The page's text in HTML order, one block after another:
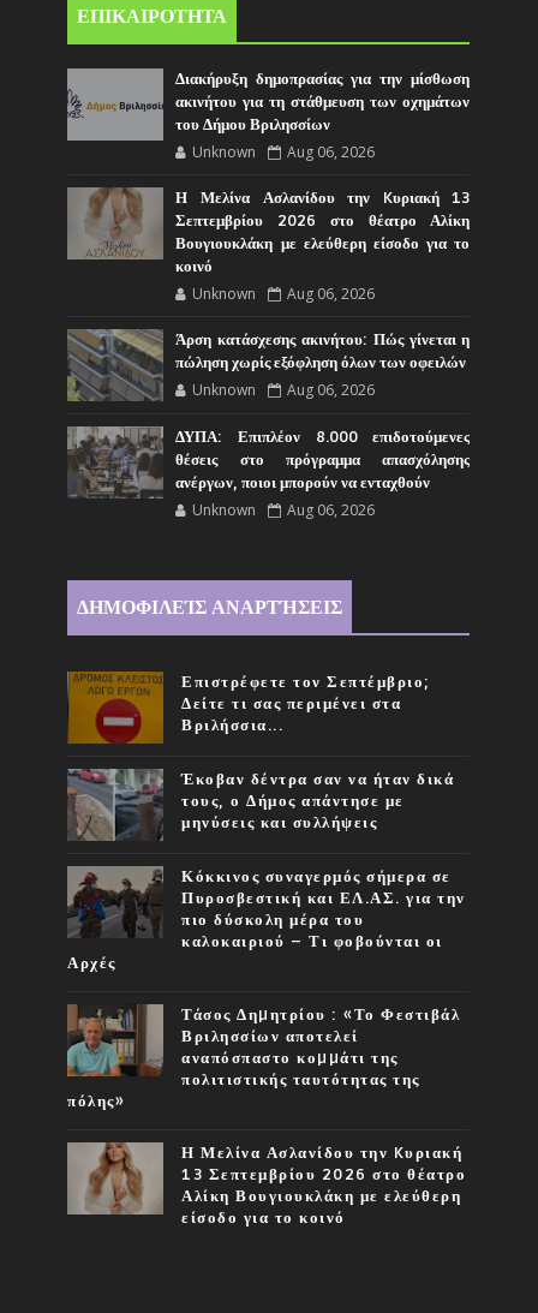
ΕΠΙΚΑΙΡΟΤΗΤΑ
Διακήρυξη δημοπρασίας για την μίσθωση
ακινήτου για τη στάθμευση των οχημάτων
του Δήμου Βριλησσίων
Unknown Aug 06, 2026
Η Μελίνα Ασλανίδου την Kυριακή 13
Σεπτεμβρίου 2026 στο θέατρο Αλίκη
Βουγιουκλάκη με ελεύθερη είσοδο για το
κοινό
Unknown Aug 06, 2026
Άρση κατάσχεσης ακινήτου: Πώς γίνεται η
πώληση χωρίς εξόφληση όλων των οφειλών
Unknown Aug 06, 2026
ΔΥΠΑ: Επιπλέον 8.000 επιδοτούμενες
θέσεις στο πρόγραμμα απασχόλησης
ανέργων, ποιοι μπορούν να ενταχθούν
Unknown Aug 06, 2026
ΔΗΜΟΦΙΛΕΊΣ ΑΝΑΡΤΉΣΕΙΣ
Επιστρέφετε τον Σεπτέμβριο;
Δείτε τι σας περιμένει στα
Βριλήσσια...
Έκοβαν δέντρα σαν να ήταν δικά
τους, ο Δήμος απάντησε με
μηνύσεις και συλλήψεις
Κόκκινος συναγερμός σήμερα σε
Πυροσβεστική και ΕΛ.ΑΣ. για την
πιο δύσκολη μέρα του
καλοκαιριού – Τι φοβούνται οι
Αρχές
Τάσος Δηµητρίου : «Το Φεστιβάλ
Βριλησσίων αποτελεί
αναπόσπαστο κοµµάτι της
πολιτιστικής ταυτότητας της
πόλης»
Η Μελίνα Ασλανίδου την Kυριακή
13 Σεπτεμβρίου 2026 στο θέατρο
Αλίκη Βουγιουκλάκη με ελεύθερη
είσοδο για το κοινό